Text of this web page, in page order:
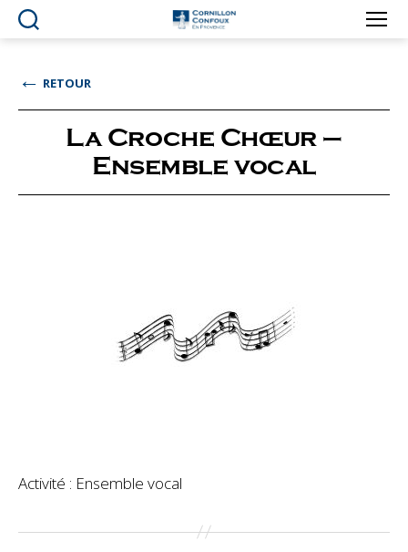
Ville
en
Provence
← RETOUR
La Croche Chœur –
Ensemble vocal
Activité : Ensemble vocal